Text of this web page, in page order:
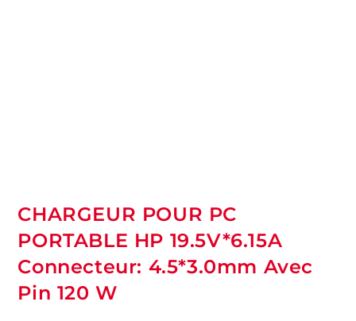
CHARGEUR POUR PC
PORTABLE HP 19.5V*6.15A
Connecteur: 4.5*3.0mm Avec
Pin 120 W